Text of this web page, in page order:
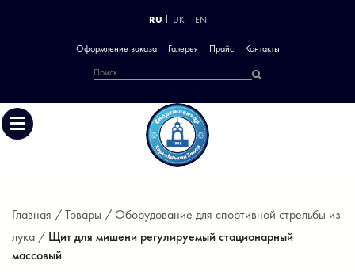
RU UK EN
Оформление заказа Галерея Прайс Контакты
Главная /Товары /Оборудование для спортивной стрельбы из
лука / Щит для мишени регулируемый стационарный
массовый